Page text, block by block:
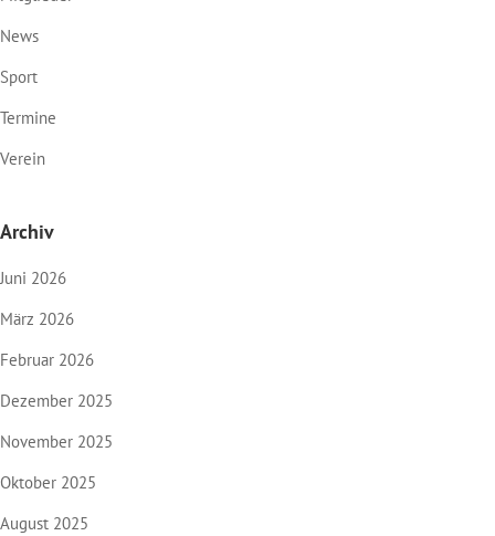
News
Sport
Termine
Verein
Archiv
Juni 2026
März 2026
Februar 2026
Dezember 2025
November 2025
Oktober 2025
August 2025